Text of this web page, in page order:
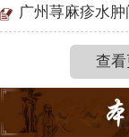
广州荨麻疹水
查